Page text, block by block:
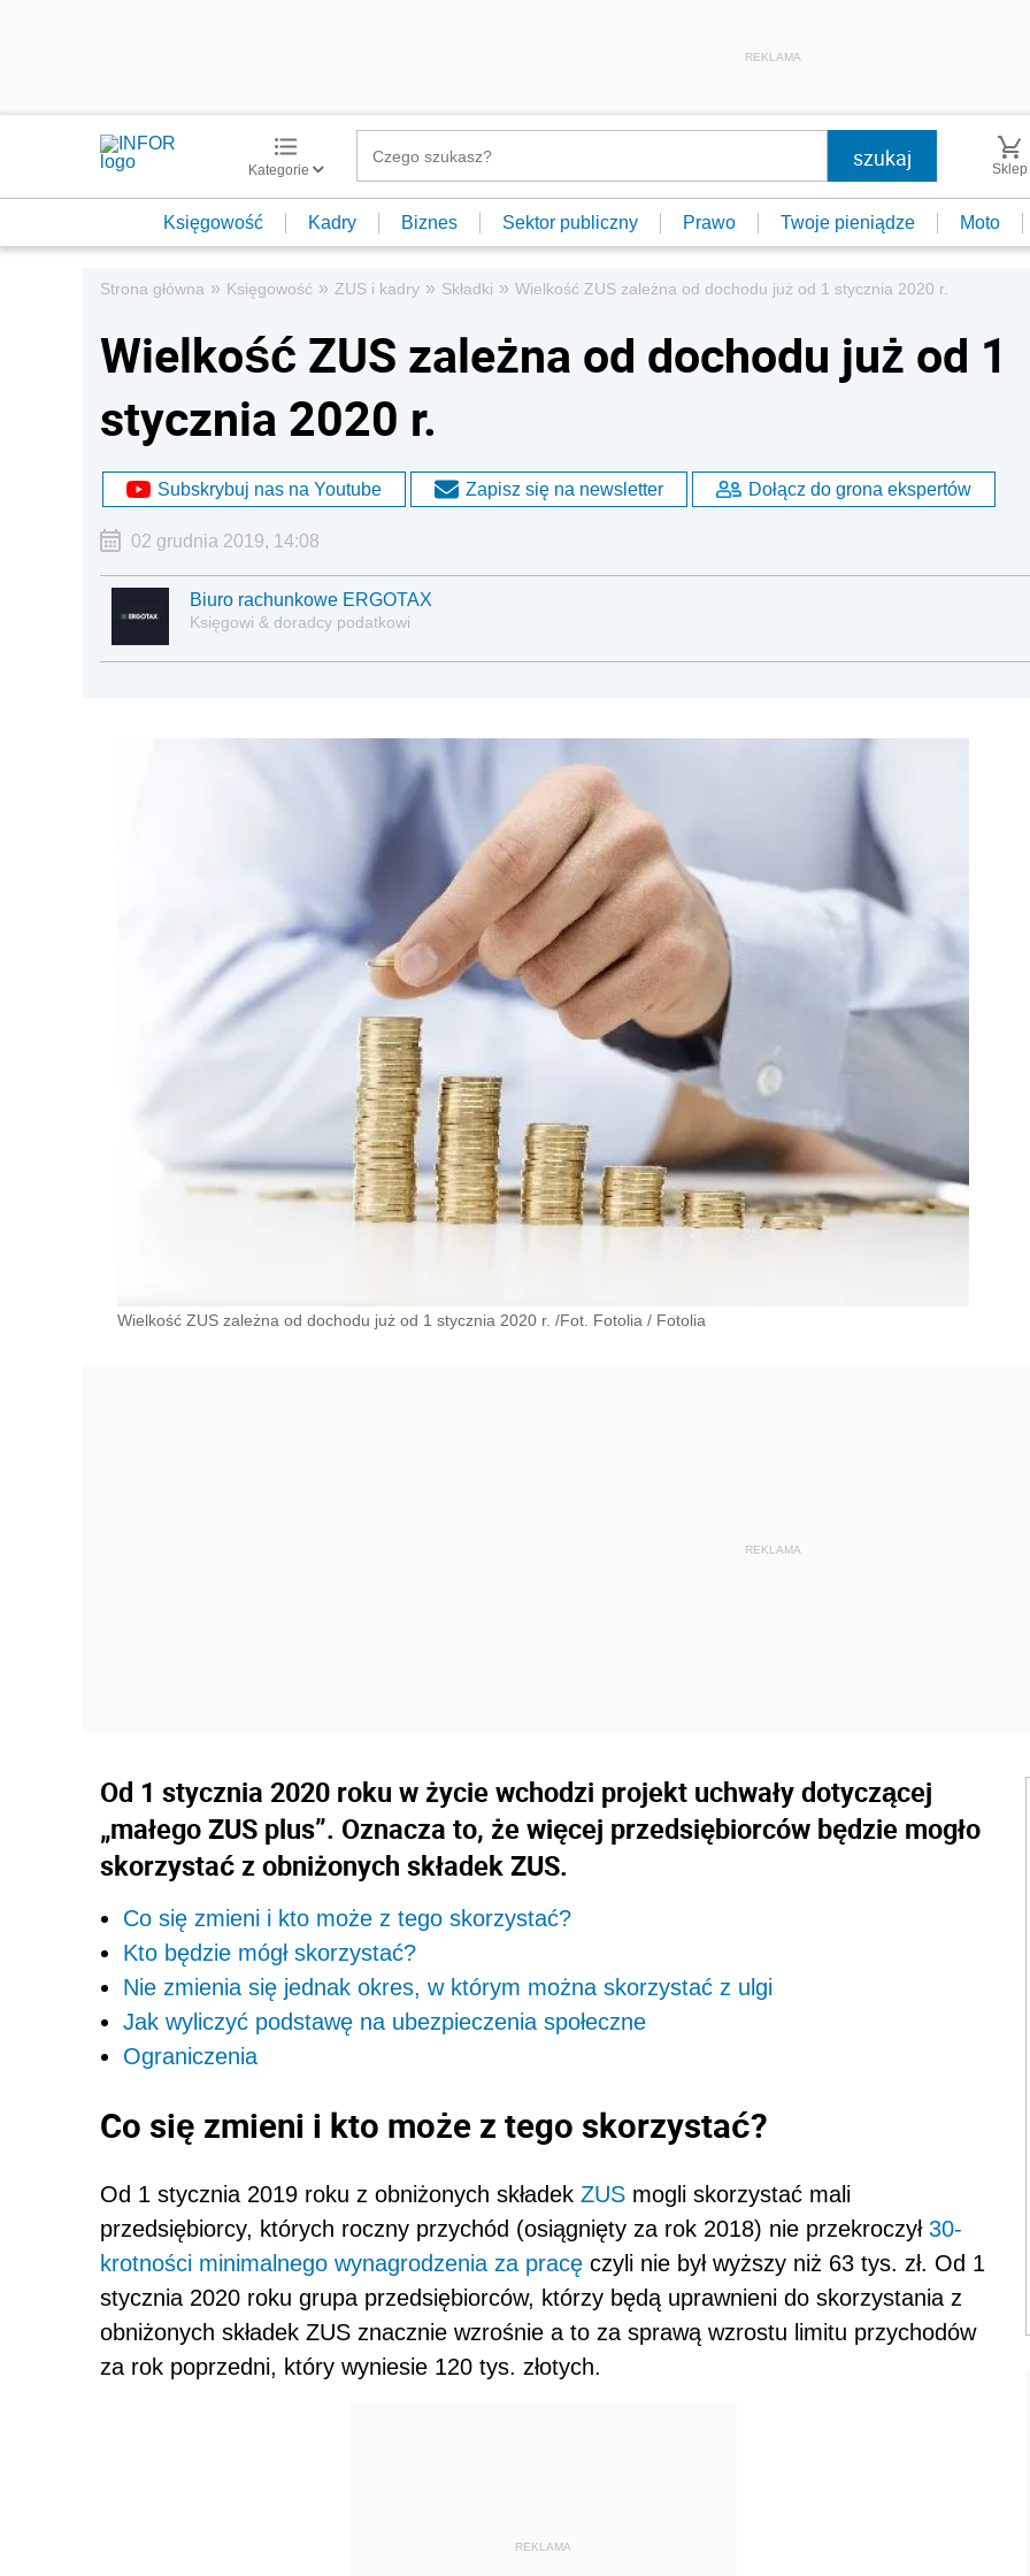
REKLAMA
Kategorie Sklep
Księgowość Kadry Biznes Sektor publiczny Prawo Twoje pieniądze Moto
Strona główna » Księgowość » ZUS i kadry » Składki » Wielkość ZUS zależna od dochodu już od 1 stycznia 2020 r.
Wielkość ZUS zależna od dochodu już od 1
stycznia 2020 r.
Subskrybuj nas na Youtube Zapisz się na newsletter Dołącz do grona ekspertów
02 grudnia 2019, 14:08
Biuro rachunkowe ERGOTAX
Księgowi & doradcy podatkowi
Wielkość ZUS zależna od dochodu już od 1 stycznia 2020 r. /Fot. Fotolia / Fotolia
Od 1 stycznia 2020 roku w życie wchodzi projekt uchwały dotyczącej
„małego ZUS plus”. Oznacza to, że więcej przedsiębiorców będzie mogło
skorzystać z obniżonych składek ZUS.
Co się zmieni i kto może z tego skorzystać?
Kto będzie mógł skorzystać?
Nie zmienia się jednak okres, w którym można skorzystać z ulgi
Jak wyliczyć podstawę na ubezpieczenia społeczne
Ograniczenia
Co się zmieni i kto może z tego skorzystać?
Od 1 stycznia 2019 roku z obniżonych składek ZUS mogli skorzystać mali
przedsiębiorcy, których roczny przychód (osiągnięty za rok 2018) nie przekroczył 30-
krotności minimalnego wynagrodzenia za pracę czyli nie był wyższy niż 63 tys. zł. Od 1
stycznia 2020 roku grupa przedsiębiorców, którzy będą uprawnieni do skorzystania z
obniżonych składek ZUS znacznie wzrośnie a to za sprawą wzrostu limitu przychodów
za rok poprzedni, który wyniesie 120 tys. złotych.
REKLAMA